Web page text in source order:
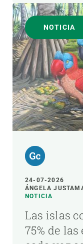
NOTICIA
24-07-2026
ÁNGELA
NOTICIA
Las islas
75% de